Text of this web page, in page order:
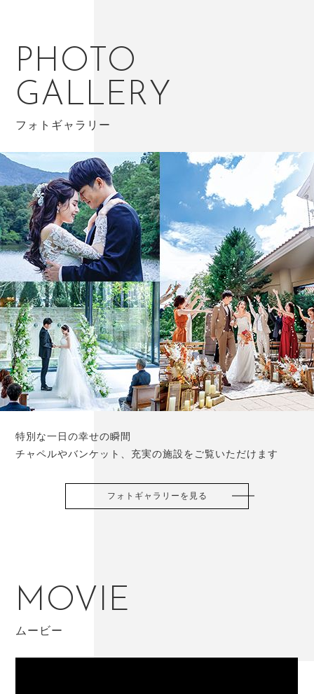
PHOTO
GALLERY
フォトギャラリー
特別な一日の幸せの瞬間
チャペルやバンケット、充実の施設をご覧いただけます
フォトギャラリーを見る
MOVIE
ムービー